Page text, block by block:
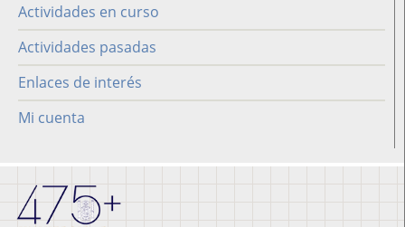
Actividades en curso
Actividades pasadas
Enlaces de interés
Mi cuenta